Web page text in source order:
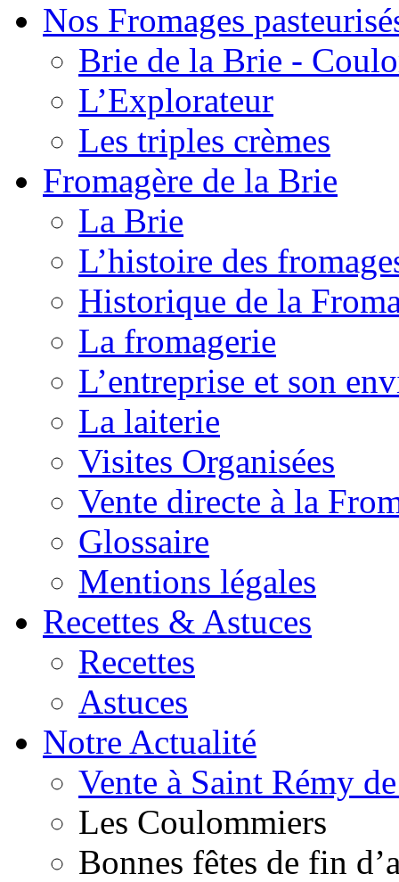
Nos Fromages
Brie de la Brie -
L’Explorateur
Les triples crèmes
Fromagère de la Brie
La Brie
L’histoire des
Historique de la
La fromagerie
L’entreprise et son
La laiterie
Visites Organisées
Vente directe à la
Glossaire
Mentions légales
Recettes & Astuces
Recettes
Astuces
Notre Actualité
Vente à Saint Rémy
Les Coulommiers
Bonnes fêtes de fin